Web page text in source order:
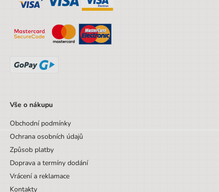
Vše o nákupu
Obchodní podmínky
Ochrana osobních údajů
Způsob platby
Doprava a termíny dodání
Vrácení a reklamace
Kontakty